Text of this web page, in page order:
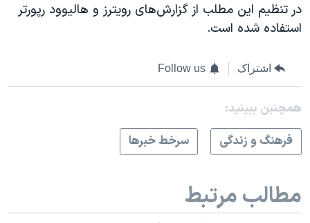
در تنظیم این مطلب از گزارش‌های رویترز و هالیوود رپورتر
استفاده شده است.
اشتراک Follow us
همچنبن ببینید:
فرهنگ و زندگی
سرخط خبرها
مطالب مرتبط